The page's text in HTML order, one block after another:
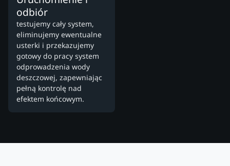
odbiór
testujemy cały system,
eliminujemy ewentualne
usterki i przekazujemy
gotowy do pracy system
odprowadzenia wody
deszczowej, zapewniając
pełną kontrolę nad
efektem końcowym.